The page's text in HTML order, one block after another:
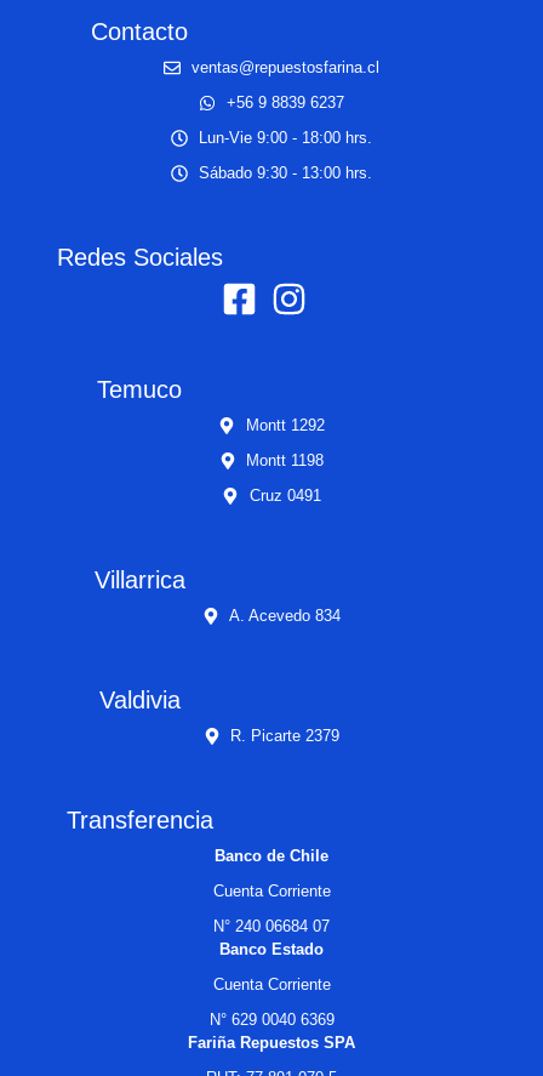
Contacto
ventas@repuestosfarina.cl
+56 9 8839 6237
Lun-Vie 9:00 - 18:00 hrs.
Sábado 9:30 - 13:00 hrs.
Redes Sociales
Temuco
Montt 1292
Montt 1198
Cruz 0491
Villarrica
A. Acevedo 834
Valdivia
R. Picarte 2379
Transferencia
Banco de Chile
Cuenta Corriente
N° 240 06684 07
Banco Estado
Cuenta Corriente
N° 629 0040 6369
Fariña Repuestos SPA